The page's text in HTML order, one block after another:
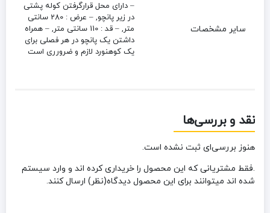
سایر مشخصات
– دارای محل قرارگرفتن کوله پشتی
در زیر پانچو, – عرض : 280 سانتی
متر, – قد : 110 سانتی متر, – همراه
داشتن یک پانچو در هر فصلی برای
یک کوهنورد لازم و ضرورری است
نقد و بررسی‌ها
هنوز بررسی‌ای ثبت نشده است.
.فقط مشتریانی که این محصول را خریداری کرده اند و وارد سیستم
شده اند میتوانند برای این محصول دیدگاه(نظر) ارسال کنند.